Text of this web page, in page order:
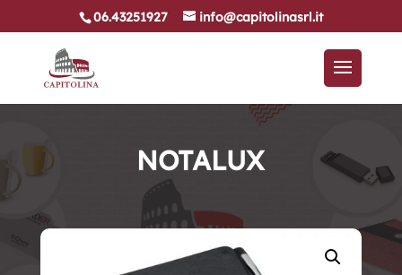
06.43251927 info@capitolinasrl.it
NOTALUX